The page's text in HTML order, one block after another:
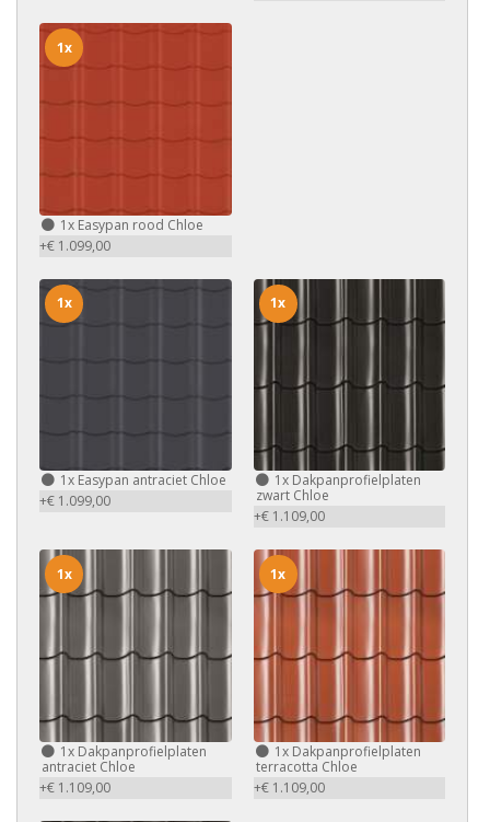
1x Easypan rood Chloe
+€ 1.099,00
1x
1x Easypan antraciet Chloe
+€ 1.099,00
1x
1xDakpanprofielplaten
zwart Chloe
+€ 1.109,00
1x
1x Dakpanprofielplaten
antraciet Chloe
+€ 1.109,00
1x
1xDakpanprofielplaten
terracotta Chloe
+€ 1.109,00
1x